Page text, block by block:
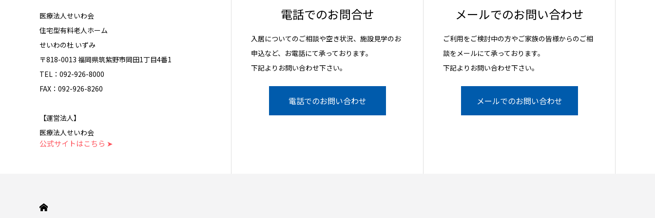
医療法人せいわ会
住宅型有料老人ホーム
せいわの杜 いずみ
〒818-0013 福岡県筑紫野市岡田1丁目4番1
TEL：092-926-8000
FAX：092-926-8260
【運営法人】
医療法人せいわ会
公式サイトはこちら ➤
電話でのお問合せ
入居についてのご相談や空き状況、施設見学のお
申込など、お電話にて承っております。
下記よりお問い合わせ下さい。
電話でのお問い合わせ
メールでのお問い合わせ
ご利用をご検討中の方やご家族の皆様からのご相
談をメールにて承っております。
下記よりお問い合わせ下さい。
メールでのお問い合わせ